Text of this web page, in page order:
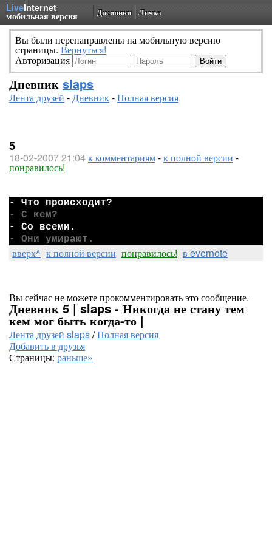
LiveInternet
мобильная версия Дневники Личка
Вы были перенаправлены на мобильную версию
страницы. Вернуться!
Авторизация
Дневник slaps
Лента друзей -Дневник-Полная версия
5
18-02-2007 21:04к комментариям-к полной версии -
понравилось!
- Что происходит?
- С кем?
- Со всеми.
- Они умирают.
вверх^ к полной версии понравилось! в evernote
Вы сейчас не можете прокомментировать это сообщение.
Дневник 5 | slaps - Никогда не стану тем
кем мог быть когда-то |
Лента друзей slaps/Полная версия
Добавить в друзья
Страницы: раньше»